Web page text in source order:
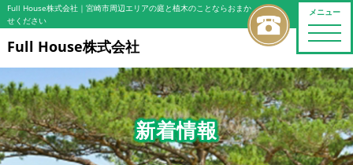
メニュー
toggle
Full House株式会社｜宮崎市周辺エリアの庭と植木のことならおまか
せください
Full House株式会社
新着情報